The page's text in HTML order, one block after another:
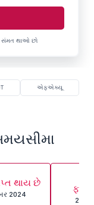
થાઓ છો
એફએક્યૂ
થાય છે
2024
26